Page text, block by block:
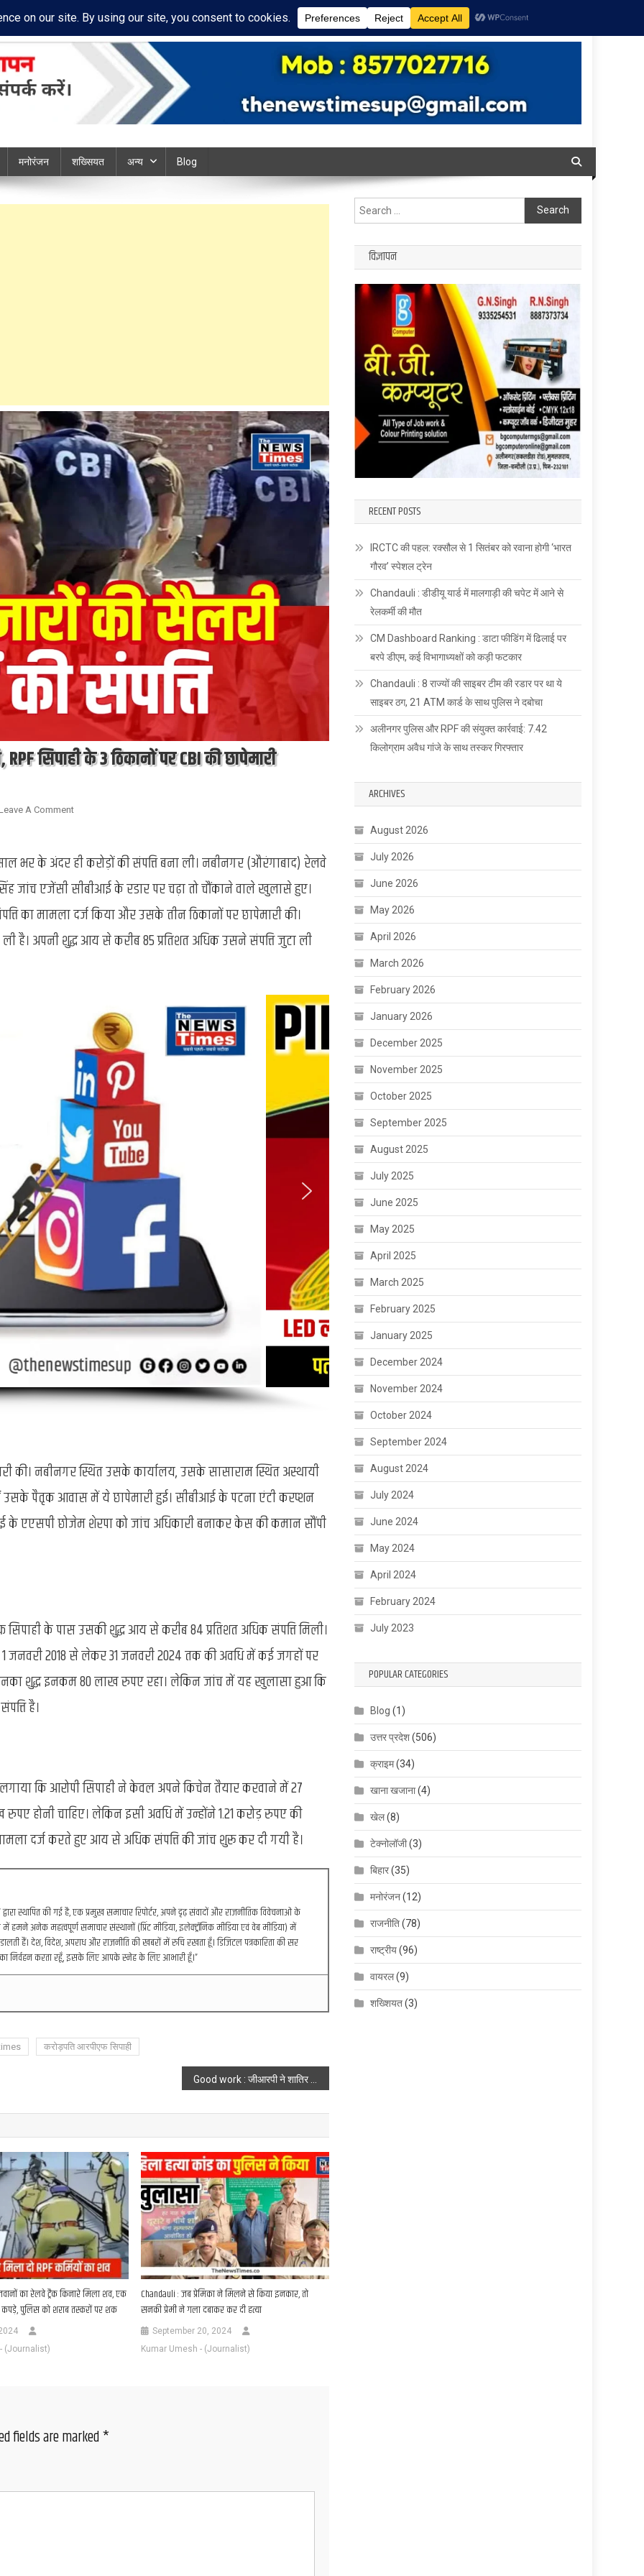
Policy Disclaimer
मनोरंजन शख्सियत अन्य Blog
सिपाही के 3 ठिकानों पर CBI की छापेमारी
A CommentOn
हजरों
सैलरी
से
की
ठिकानों
पर
CBI
की
छापेमारी
भर के अंदर ही करोड़ों की संपत्ति बना ली। नबीनगर (औरंगाबाद) रेलवे
एजेंसी सीबीआई के रडार पर चढ़ा तो चौंकाने वाले खुलासे हुए।
का मामला दर्ज किया और उसके तीन ठिकानों पर छापेमारी की।
है। अपनी शुद्ध आय से करीब 85 प्रतिशत अधिक उसने संपत्ति जुटा ली
की। नबीनगर स्थित उसके कार्यालय, उसके सासाराम स्थित अस्थायी
पैतृक आवास में ये छापेमारी हुई। सीबीआई के पटना एंटी करप्शन
एएसपी छोजेम शेरपा को जांच अधिकारी बनाकर केस की कमान सौंपी
के पास उसकी शुद्ध आय से करीब 84 प्रतिशत अधिक संपत्ति मिली।
2018 से लेकर 31 जनवरी 2024 तक की अवधि में कई जगहों पर
शुद्ध इनकम 80 लाख रुपए रहा। लेकिन जांच में यह खुलासा हुआ कि
है।
कि आरोपी सिपाही ने केवल अपने किचेन तैयार करवाने में 27
होनी चाहिए। लेकिन इसी अवधि में उन्होंने 1.21 करोड़ रुपए की
दर्ज करते हुए आय से अधिक संपत्ति की जांच शुरू कर दी गयी है।
स्थापित की गई है, एक प्रमुख समाचार रिपोर्टर, अपने दृढ़ संवादों और राजनीतिक विवेचनाओं के
में हमने अनेक महत्वपूर्ण समाचार संस्थानों (प्रिंट मीडिया, इलेक्ट्रॉनिक मीडिया एवं वेब मीडिया) में
हैं। देश, विदेश, अपराध और राजनीति की खबरों में रुचि रखता हूँ। डिजिटल पत्रकारिता की सर
निर्वहन करता रहूँ, इसके लिए आपके स्नेह के लिए आभारी हूँ।”
करोड़पति आरपीएफ सिपाही
का रेलवे ट्रैक किनारे मिला शव, एक
पुलिस को शराब तस्करों पर शक
(Journalist)
Chandauli : जब प्रेमिका ने मिलने से किया इनकार, तो
सनकी प्रेमी ने गला दबाकर कर दी हत्या
September 20, 2024
Kumar Umesh - (Journalist)
fields are marked*
Search
for:
विज्ञापन
RECENT POSTS
IRCTC की पहल: रक्सौल से 1 सितंबर को रवाना होगी ‘भारत
गौरव’ स्पेशल ट्रेन
Chandauli : डीडीयू यार्ड में मालगाड़ी की चपेट में आने से
रेलकर्मी की मौत
CM Dashboard Ranking : डाटा फीडिंग में ढिलाई पर
बरपे डीएम, कई विभागाध्यक्षों को कड़ी फटकार
Chandauli : 8 राज्यों की साइबर टीम की रडार पर था ये
साइबर ठग, 21 ATM कार्ड के साथ पुलिस ने दबोचा
अलीनगर पुलिस और RPF की संयुक्त कार्रवाई: 7.42
किलोग्राम अवैध गांजे के साथ तस्कर गिरफ्तार
ARCHIVES
August 2026
July 2026
June 2026
May 2026
April 2026
March 2026
February 2026
January 2026
December 2025
November 2025
October 2025
September 2025
August 2025
July 2025
June 2025
May 2025
April 2025
March 2025
February 2025
January 2025
December 2024
November 2024
October 2024
September 2024
August 2024
July 2024
June 2024
May 2024
April 2024
February 2024
July 2023
POPULAR CATEGORIES
Blog (1)
उत्तर प्रदेश(506)
क्राइम(34)
खाना खजाना(4)
खेल(8)
टेक्नोलॉजी(3)
बिहार(35)
मनोरंजन(12)
राजनीति(78)
राष्ट्रीय(96)
वायरल(9)
शख्शियत(3)